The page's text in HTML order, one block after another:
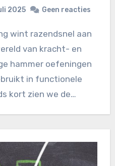
2025 Geen reacties
van kracht- en
hammer oefeningen
in functionele
kort zien we de…